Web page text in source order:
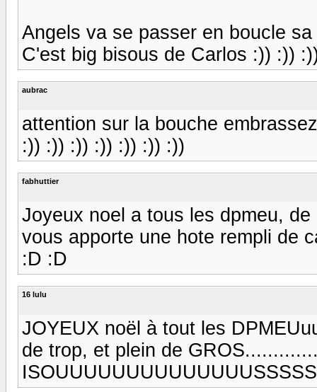
Angels va se passer en boucle
C'est big bisous de Carlos :)) :))
aubrac
attention sur la bouche
:)) :)) :)) :)) :)) :)) :))
fabhuttier
Joyeux noel a tous les dpmeu,
vous apporte une hote rempli de
:D :D
16 lulu
JOYEUX noël à tout les
de trop, et plein de